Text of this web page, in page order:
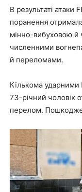
В результаті
поранення
мінно-вибуховою
численними
й переломами.
Кількома ударними
73-річний чоловік
перелом.